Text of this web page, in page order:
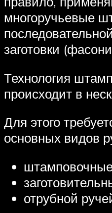
многоручьевые
заготовки
Технология
происходит в
Для этого
основных видов
отрубной